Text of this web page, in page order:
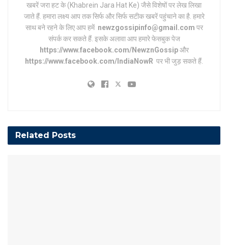
खबरें जरा हट के (Khabrein Jara Hat Ke) जैसे विशेषों पर लेख लिखा
जाते हैं. हमारा लक्ष्य आप तक सिर्फ और सिर्फ सटीक खबरें पहुंचाने का है. हमारे
साथ बने रहने के लिए आप हमें newzgossipinfo@gmail.com पर
संपर्क कर सकते हैं. इसके अलावा आप हमारे फेसबुक पेज
https://www.facebook.com/NewznGossipऔर
https://www.facebook.com/IndiaNowR पर भी जुड़ सकते हैं.
Related Posts